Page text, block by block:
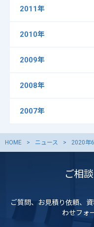
2011年
2010年
2009年
2008年
2007年
HOME ニュース 2020年
ご相
ご質問、お見積り依頼、
わせフォ